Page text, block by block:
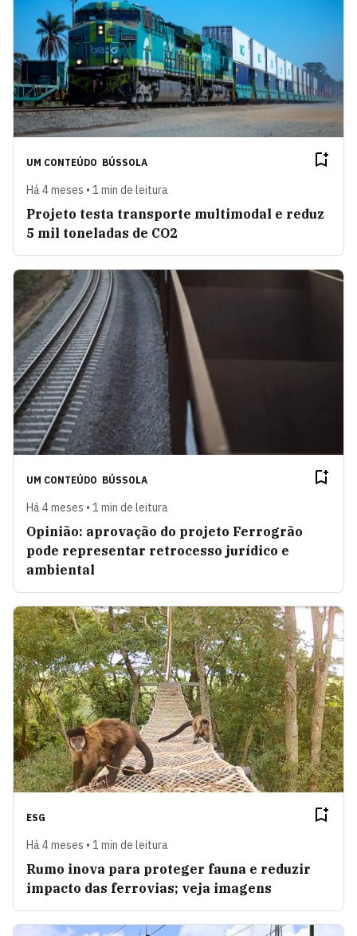
UM CONTEÚDO BÚSSOLA
Há 4 meses • 1 min de leitura
Projeto testa transporte multimodal e reduz
5 mil toneladas de CO2
UM CONTEÚDO BÚSSOLA
Há 4 meses • 1 min de leitura
Opinião: aprovação do projeto Ferrogrão
pode representar retrocesso jurídico e
ambiental
ESG
Há 4 meses • 1 min de leitura
Rumo inova para proteger fauna e reduzir
impacto das ferrovias; veja imagens